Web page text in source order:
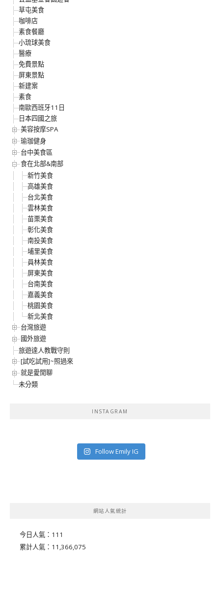
草屯美食
咖啡店
素食餐廳
小琉球美食
醫療
免費景點
屏東景點
新建案
素食
南歐西班牙11日
日本四國之旅
美容按摩SPA
瑜珈健身
台中美食區
食在北部&南部
新竹美食
高雄美食
台北美食
雲林美食
苗栗美食
彰化美食
南投美食
埔里美食
員林美食
屏東美食
台南美食
嘉義美食
桃園美食
新北美食
台灣旅遊
國外旅遊
旅遊達人教戰守則
[試吃試用]~照過來
就是愛閒聊
未分類
INSTAGRAM
Follow Emily IG
網站人氣統計
今日人氣： 111
累計人氣： 11,366,075